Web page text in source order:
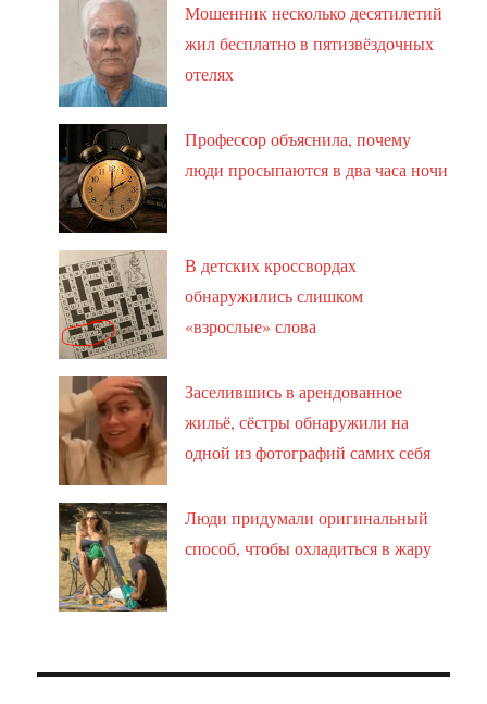
Мошенник несколько десятилетий
жил бесплатно в пятизвёздочных
отелях
Профессор объяснила, почему
люди просыпаются в два часа ночи
В детских кроссвордах
обнаружились слишком
«взрослые» слова
Заселившись в арендованное
жильё, сёстры обнаружили на
одной из фотографий самих себя
Люди придумали оригинальный
способ, чтобы охладиться в жару